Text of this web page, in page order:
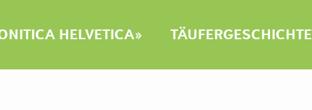
HELVETICA» TÄUFERGESCHICHTE